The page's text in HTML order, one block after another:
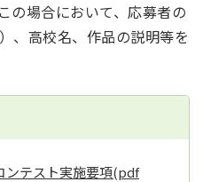
の場合において、応募者の
、高校名、作品の説明等を
ンテスト実施要項(pdf